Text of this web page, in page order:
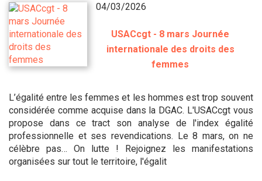
04/03/2026
USACcgt - 8 mars Journée
internationale des droits des
femmes
L’égalité entre les femmes et les hommes est trop souvent
considérée comme acquise dans la DGAC. L'USACcgt vous
propose dans ce tract son analyse de l'index égalité
professionnelle et ses revendications. Le 8 mars, on ne
célèbre pas… On lutte ! Rejoignez les manifestations
organisées sur tout le territoire, l'égalit